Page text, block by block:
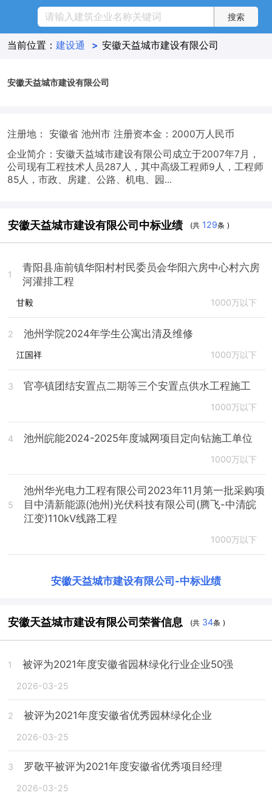
当前位置： 建设通 > 安徽天益城市建设有限公司
安徽天益城市建设有限公司
注册地： 安徽省 池州市 注册资本金：2000万人民币
企业简介：安徽天益城市建设有限公司成立于2007年7月，
公司现有工程技术人员287人，其中高级工程师9人，工程师
85人，市政、房建、公路、机电、园...
安徽天益城市建设有限公司中标业绩 (共 129条 )
1
青阳县庙前镇华阳村村民委员会华阳六房中心村六房
河灌排工程
甘毅 1000万以下
2 池州学院2024年学生公寓出清及维修
江国祥 1000万以下
3 官亭镇团结安置点二期等三个安置点供水工程施工
1000万以下
4 池州皖能2024-2025年度城网项目定向钻施工单位
1000万以下
5
池州华光电力工程有限公司2023年11月第一批采购项
目中清新能源(池州)光伏科技有限公司(腾飞-中清皖
江变)110kV线路工程
1000万以下
安徽天益城市建设有限公司 -中标业绩
安徽天益城市建设有限公司荣誉信息 (共 34条 )
1 被评为2021年度安徽省园林绿化行业企业50强
2026-03-25
2 被评为2021年度安徽省优秀园林绿化企业
2026-03-25
3 罗敬平被评为2021年度安徽省优秀项目经理
2026-03-25